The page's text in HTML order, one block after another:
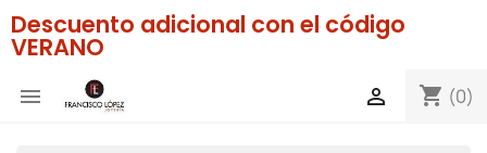
Descuento adicional con el código
VERANO
 shopping_cart (0)
